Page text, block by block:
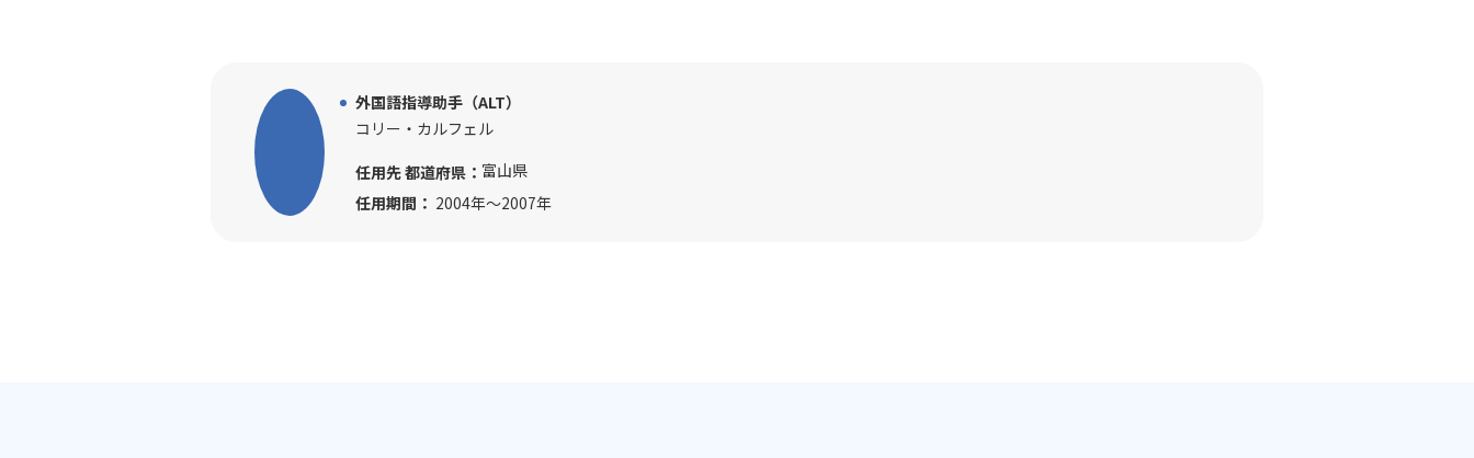
外国語指導助手（ALT）
コリー・カルフェル
任用先 都道府県： 富山県
任用期間： 2004年～2007年